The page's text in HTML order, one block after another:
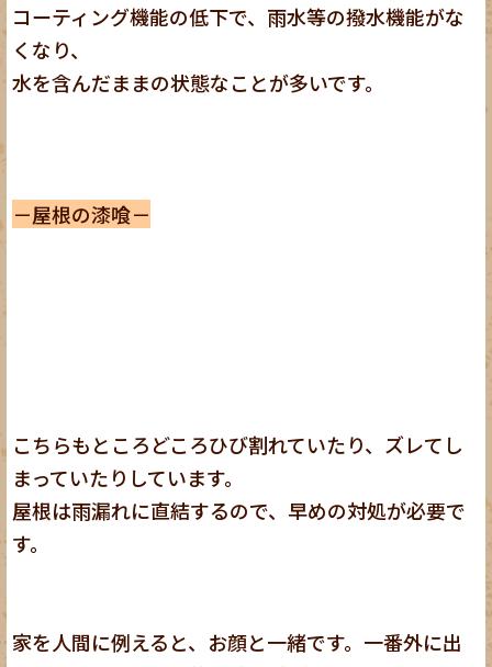
コーティング機能の低下で、雨水等の撥水機能がな
くなり、
水を含んだままの状態なことが多いです。
－屋根の漆喰－
こちらもところどころひび割れていたり、ズレてし
まっていたりしています。
屋根は雨漏れに直結するので、早めの対処が必要で
す。
家を人間に例えると、お顔と一緒です。一番外に出